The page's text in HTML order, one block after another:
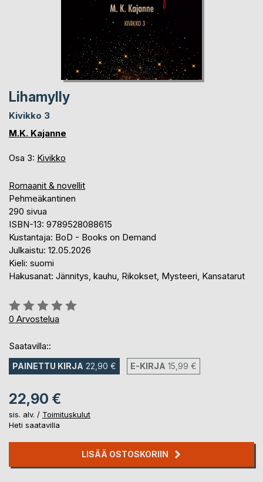
Lihamylly
Kivikko 3
M.K. Kajanne
Osa 3: Kivikko
Romaanit & novellit
Pehmeäkantinen
290 sivua
ISBN-13: 9789528088615
Kustantaja: BoD - Books on Demand
Julkaistu: 12.05.2026
Kieli: suomi
Hakusanat: Jännitys, kauhu, Rikokset, Mysteeri, Kansatarut
Arvostelu::
0%
0 Arvostelua
Saatavilla::
PAINETTU KIRJA 22,90 € E-KIRJA 15,99 €
22,90 €
sis. alv. / Toimituskulut
Heti saatavilla
LISÄÄ OSTOSKORIIN